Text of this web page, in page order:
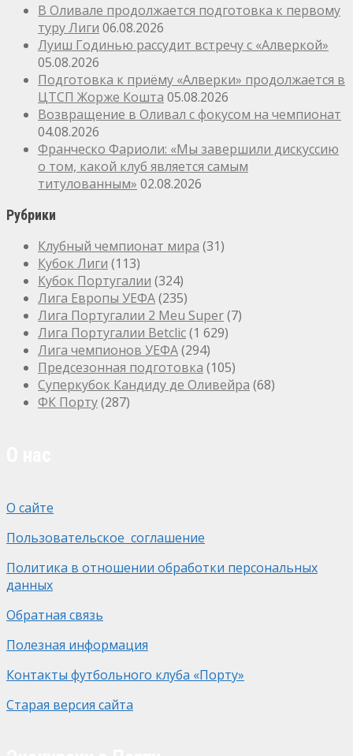
В Оливале продолжается подготовка к первому
туру Лиги 06.08.2026
Луиш Годинью рассудит встречу с «Алверкой»
05.08.2026
Подготовка к приёму «Алверки» продолжается в
ЦТСП Жорже Кошта 05.08.2026
Возвращение в Оливал с фокусом на чемпионат
04.08.2026
Франческо Фариоли: «Мы завершили дискуссию
о том, какой клуб является самым
титулованным» 02.08.2026
Рубрики
Клубный чемпионат мира (31)
Кубок Лиги (113)
Кубок Португалии (324)
Лига Европы УЕФА(235)
Лига Португалии 2 Meu Super(7)
Лига Португалии Betclic(1 629)
Лига чемпионов УЕФА(294)
Предсезонная подготовка (105)
Суперкубок Кандиду де Оливейра (68)
ФК Порту(287)
О сайте
Пользовательское соглашение
Политика в отношении обработки персональных
данных
Обратная связь
Полезная информация
Контакты футбольного клуба «Порту»
Старая версия сайта